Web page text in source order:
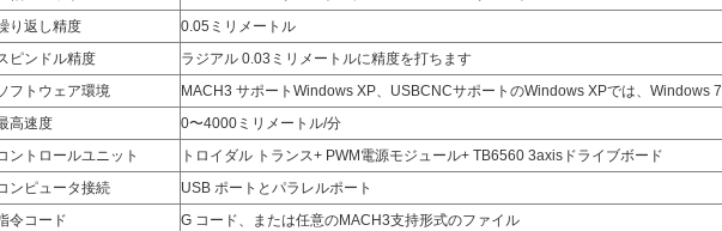
り返し精度
0.05ミリメートル
ピンドル精度
ラジアル 0.03ミリメートルに精度を打ちます
フトウェア環境
MACH3 サポートWindows XP、USBCNCサポートのWindows XPでは、Windows 7
高速度
0〜4000ミリメートル/分
ントロールユニット
トロイダル トランス+ PWM電源モジュール+ TB6560 3axisドライブボード
ンピュータ接続
USB ポートとパラレルポート
令コード
G コー​​ド、または任意のMACH3支持形式のファイル